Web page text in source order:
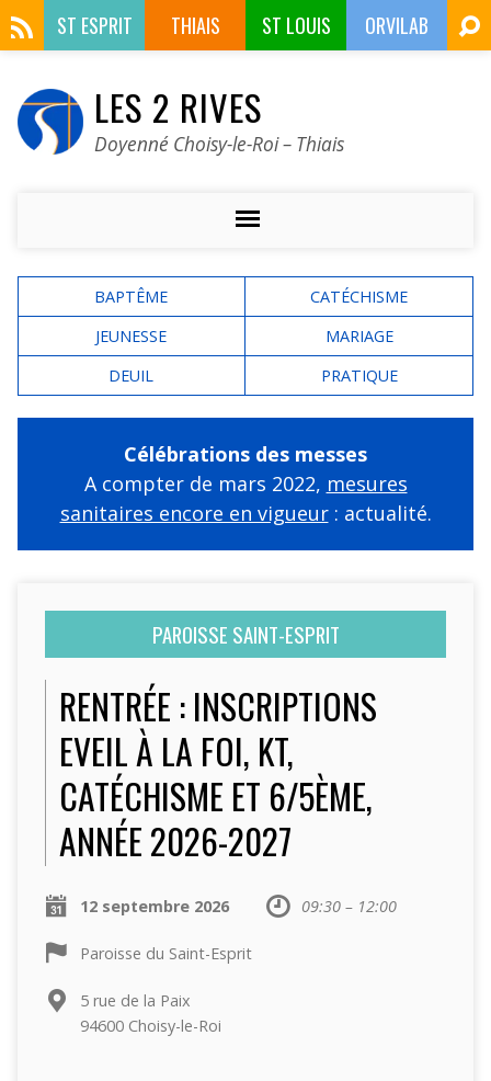
ST ESPRIT THIAIS ST LOUIS ORVILAB
LES 2 RIVES
Doyenné Choisy-le-Roi – Thiais
BAPTÊME
CATÉCHISME
JEUNESSE
MARIAGE
DEUIL
PRATIQUE
Célébrations des messes
A compter de mars 2022, mesures
sanitaires encore en vigueur: actualité.
PAROISSE SAINT-ESPRIT
RENTRÉE : INSCRIPTIONS
EVEIL À LA FOI, KT,
CATÉCHISME ET 6/5ÈME,
ANNÉE 2026-2027
12 septembre 2026 09:30 – 12:00
Paroisse du Saint-Esprit
5 rue de la Paix
94600 Choisy-le-Roi